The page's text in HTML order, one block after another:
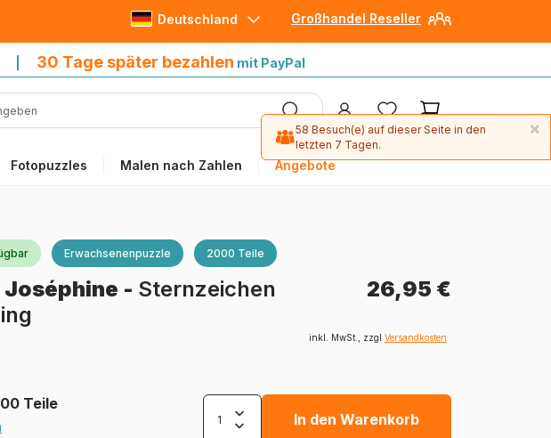
Großhandel Reseller
Deutschland
30 Tage später bezahlen mit PayPal
Fotopuzzles Malen nach Zahlen Angebote
Erwachsenenpuzzle 2000 Teile
Joséphine - Sternzeichen
26,95 €
inkl. MwSt., zzgl Versandkosten
Teile
In den Warenkorb
×
58 Besuch(e) auf dieser Seite in den
letzten 7 Tagen.